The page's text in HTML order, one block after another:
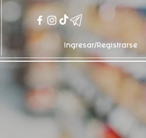
Ingresar/Registrarse